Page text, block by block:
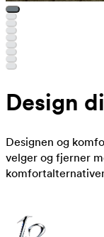
Design
Designen og
velger og fjerner